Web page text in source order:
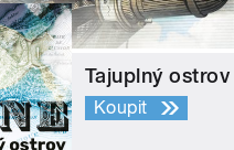
Tajuplný ostrov
Koupit